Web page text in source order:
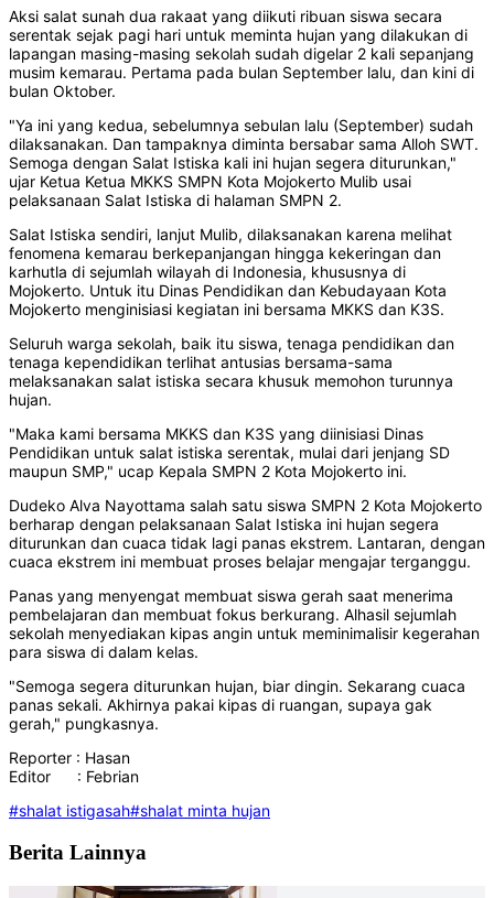
Aksi salat sunah dua rakaat yang diikuti ribuan siswa secara
serentak sejak pagi hari untuk meminta hujan yang dilakukan di
lapangan masing-masing sekolah sudah digelar 2 kali sepanjang
musim kemarau. Pertama pada bulan September lalu, dan kini di
bulan Oktober.
"Ya ini yang kedua, sebelumnya sebulan lalu (September) sudah
dilaksanakan. Dan tampaknya diminta bersabar sama Alloh SWT.
Semoga dengan Salat Istiska kali ini hujan segera diturunkan,"
ujar Ketua Ketua MKKS SMPN Kota Mojokerto Mulib usai
pelaksanaan Salat Istiska di halaman SMPN 2.
Salat Istiska sendiri, lanjut Mulib, dilaksanakan karena melihat
fenomena kemarau berkepanjangan hingga kekeringan dan
karhutla di sejumlah wilayah di Indonesia, khususnya di
Mojokerto. Untuk itu Dinas Pendidikan dan Kebudayaan Kota
Mojokerto menginisiasi kegiatan ini bersama MKKS dan K3S.
Seluruh warga sekolah, baik itu siswa, tenaga pendidikan dan
tenaga kependidikan terlihat antusias bersama-sama
melaksanakan salat istiska secara khusuk memohon turunnya
hujan.
"Maka kami bersama MKKS dan K3S yang diinisiasi Dinas
Pendidikan untuk salat istiska serentak, mulai dari jenjang SD
maupun SMP," ucap Kepala SMPN 2 Kota Mojokerto ini.
Dudeko Alva Nayottama salah satu siswa SMPN 2 Kota Mojokerto
berharap dengan pelaksanaan Salat Istiska ini hujan segera
diturunkan dan cuaca tidak lagi panas ekstrem. Lantaran, dengan
cuaca ekstrem ini membuat proses belajar mengajar terganggu.
Panas yang menyengat membuat siswa gerah saat menerima
pembelajaran dan membuat fokus berkurang. Alhasil sejumlah
sekolah menyediakan kipas angin untuk meminimalisir kegerahan
para siswa di dalam kelas.
"Semoga segera diturunkan hujan, biar dingin. Sekarang cuaca
panas sekali. Akhirnya pakai kipas di ruangan, supaya gak
gerah," pungkasnya.
Reporter : Hasan
Editor : Febrian
#shalat istigasah#shalat minta hujan
Berita Lainnya